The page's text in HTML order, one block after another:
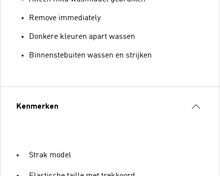
Remove immediately
Donkere kleuren apart wassen
Binnenstebuiten wassen en strijken
Kenmerken
Strak model